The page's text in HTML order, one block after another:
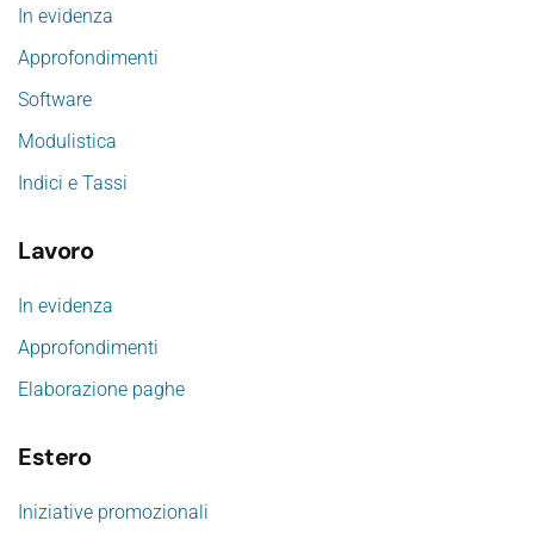
In evidenza
Approfondimenti
Software
Modulistica
Indici e Tassi
Lavoro
In evidenza
Approfondimenti
Elaborazione paghe
Estero
Iniziative promozionali